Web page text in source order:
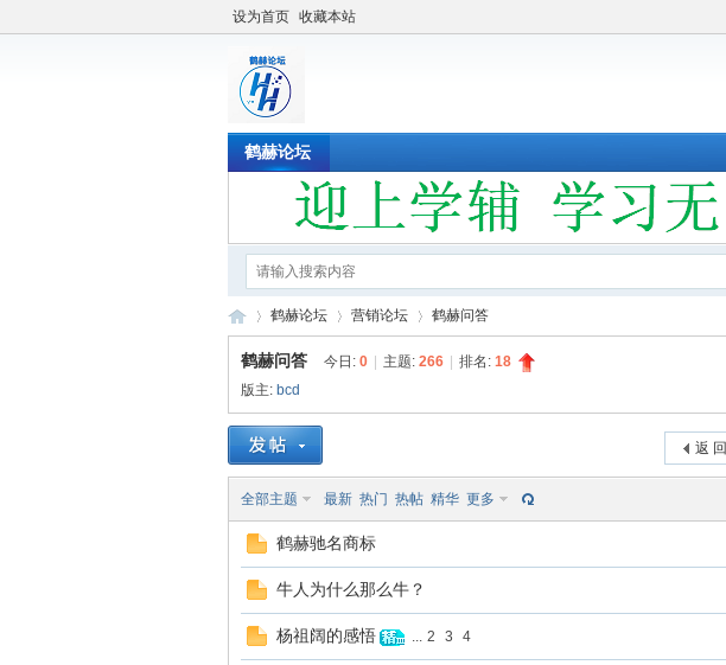
设为首页 收藏本站
鹤赫论坛
鹤 »
鹤赫论坛
›
营销论坛
›
鹤赫问答
鹤赫问答 今日: 0 主题: 266 排名: 18
版主: bcd
返 回
全部主题 最新 热门 热帖 精华 更多
鹤赫驰名商标
牛人为什么那么牛？
杨祖阔的感悟 ... 2 3 4